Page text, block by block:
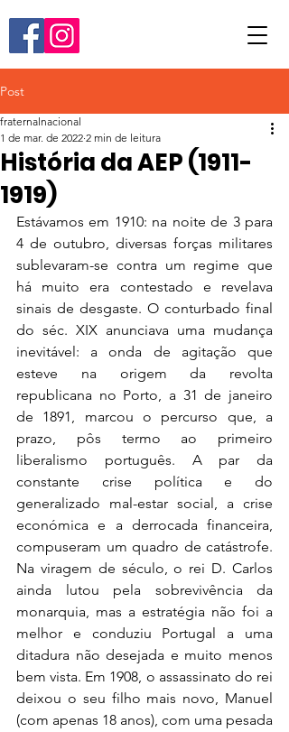
Post
História da AEP (1911-
1919)
fraternalnacional
1 de mar. de 2022 2 min de leitura
Estávamos em 1910: na noite de 3 para
4 de outubro, diversas forças militares
sublevaram-se contra um regime que
há muito era contestado e revelava
sinais de desgaste. O conturbado final
do séc. XIX anunciava uma mudança
inevitável: a onda de agitação que
esteve na origem da revolta
republicana no Porto, a 31 de janeiro
de 1891, marcou o percurso que, a
prazo, pôs termo ao primeiro
liberalismo português. A par da
constante crise política e do
generalizado mal-estar social, a crise
económica e a derrocada financeira,
compuseram um quadro de catástrofe.
Na viragem de século, o rei D. Carlos
ainda lutou pela sobrevivência da
monarquia, mas a estratégia não foi a
melhor e conduziu Portugal a uma
ditadura não desejada e muito menos
bem vista. Em 1908, o assassinato do rei
deixou o seu filho mais novo, Manuel
(com apenas 18 anos), com uma pesada